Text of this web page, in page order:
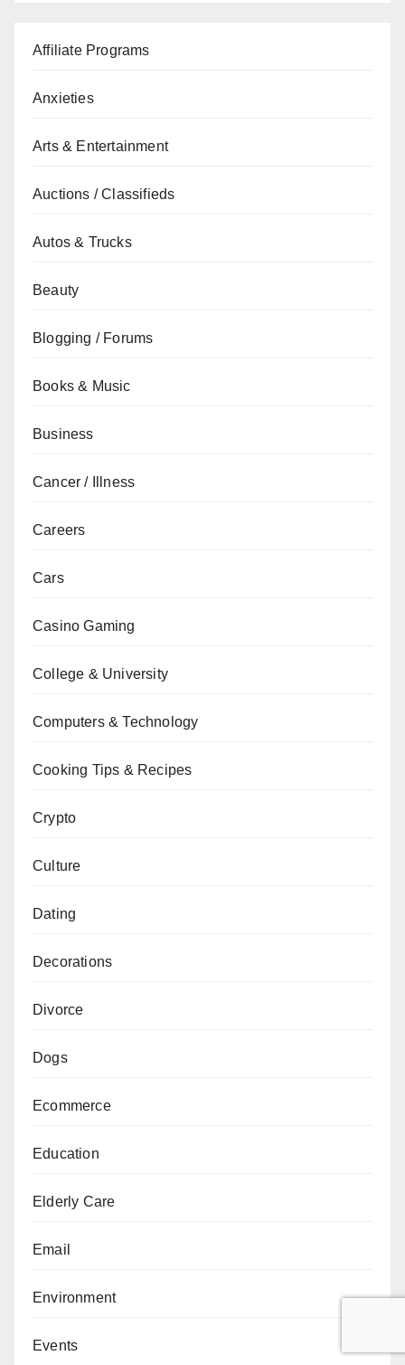
Affiliate Programs
Anxieties
Arts & Entertainment
Auctions / Classifieds
Autos & Trucks
Beauty
Blogging / Forums
Books & Music
Business
Cancer / Illness
Careers
Cars
Casino Gaming
College & University
Computers & Technology
Cooking Tips & Recipes
Crypto
Culture
Dating
Decorations
Divorce
Dogs
Ecommerce
Education
Elderly Care
Email
Environment
Events